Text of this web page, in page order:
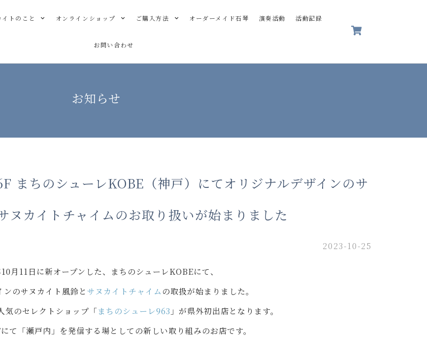
イトのこと オンラインショップ ご購入方法 オーダーメイド石琴 演奏活動 活動記録
お問い合わせ
お知らせ
まちのシューレKOBE（神戸）にてオリジナルデザインのサ
ヌカイトチャイムのお取り扱いが始まりました
2023-10-25
月11日に新オープンした、まちのシューレKOBEにて、
ンのサヌカイト風鈴とサヌカイトチャイム の取扱が始まりました。
気のセレクトショップ「まちのシューレ963 」が県外初出店となります。
て「瀬戸内」を発信する場としての新しい取り組みのお店です。